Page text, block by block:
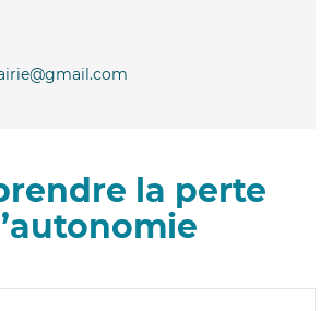
la perte